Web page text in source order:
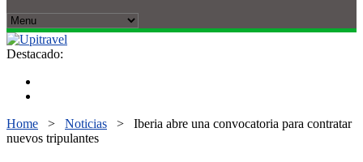
Destacado:
Home > Noticias > Iberia abre una convocatoria para contratar
nuevos tripulantes